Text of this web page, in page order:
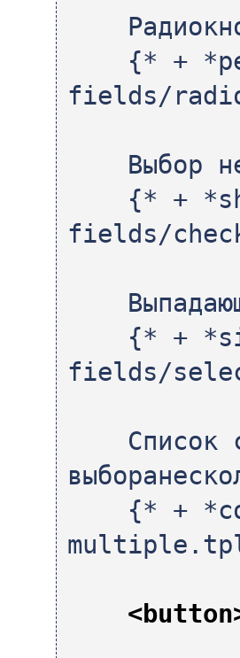
{* +
fields/
Выбор
{* +
fields/
{* +
fields/
Список с
{* +